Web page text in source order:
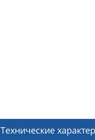
Технические